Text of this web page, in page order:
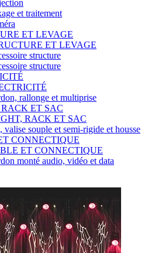
et traitement
ET LEVAGE
ET LEVAGE
structure
structure
rallonge et multiprise
ET SAC
RACK ET SAC
valise souple et semi-rigide et housse
CONNECTIQUE
ET CONNECTIQUE
monté audio, vidéo et data